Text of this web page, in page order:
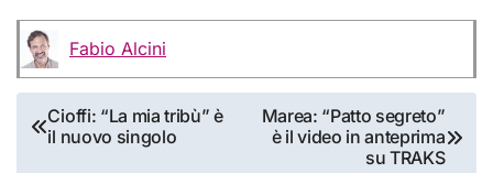
Fabio Alcini
Navigazione
articoli
Cioffi: “La mia tribù” è
il nuovo singolo
Marea: “Patto segreto”
è il video in anteprima
su TRAKS